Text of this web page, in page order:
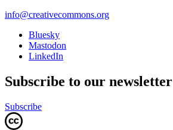
info@creativecommons.org
Bluesky
Mastodon
LinkedIn
Subscribe to our newsletter
Subscribe